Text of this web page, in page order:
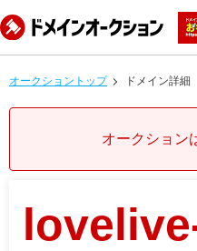
オークショントップ ドメイン詳細
オークション